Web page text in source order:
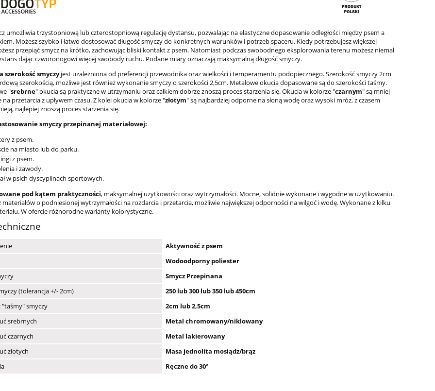
umożliwia trzystopniową lub czterostopniową regulację dystansu, pozwalając na elastyczne dopasowanie odległości między psem a
Możesz szybko i łatwo dostosować długość smyczy do konkretnych warunków i potrzeb spaceru. Kiedy potrzebujesz większej
przepiąć smycz na krótko, zachowując bliski kontakt z psem. Natomiast podczas swobodnego eksplorowania terenu możesz niemal
dając czworonogowi więcej swobody ruchu. Podane miary oznaczają maksymalną długość smyczy.
szerokość smyczyjest uzależniona od preferencji przewodnika oraz wielkości i temperamentu podopiecznego. Szerokość smyczy 2cm
szerokością, możliwe jest również wykonanie smyczy o szerokości 2,5cm. Metalowe okucia dopasowane są do szerokości taśmy.
"srebrne" okucia są praktyczne w utrzymaniu oraz całkiem dobrze znoszą proces starzenia się. Okucia w kolorze "czarnym" są mniej
na przetarcia z upływem czasu. Z kolei okucia w kolorze "złotym" są najbardziej odporne na słoną wodę oraz wysoki mróz, z czasem
najlepiej znoszą proces starzenia się.
smyczy przepinanej materiałowej:
z psem.
na miasto lub do parku.
z psem.
i zawody.
w psich dyscyplinach sportowych.
pod kątem praktyczności, maksymalnej użytkowości oraz wytrzymałości. Mocne, solidnie wykonane i wygodne w użytkowaniu.
materiałów o podniesionej wytrzymałości na rozdarcia i przetarcia, możliwie największej odporności na wilgoć i wodę. Wykonane z kilku
W ofercie różnorodne warianty kolorystyczne.
Aktywność z psem
Wodoodporny poliester
Smycz Przepinana
(tolerancja +/- 2cm)
250 lub 300 lub 350 lub 450cm
"taśmy" smyczy
2cm lub 2,5cm
srebrnych
Metal chromowany/niklowany
czarnych
Metal lakierowany
złotych
Masa jednolita mosiądz/brąz
Ręczne do 30°